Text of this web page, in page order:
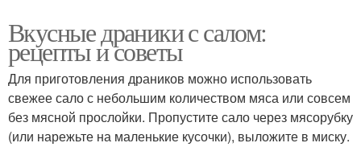
Вкусные драники с салом:
рецепты и советы
Для приготовления драников можно использовать
свежее сало с небольшим количеством мяса или совсем
без мясной прослойки. Пропустите сало через мясорубку
(или нарежьте на маленькие кусочки), выложите в миску.